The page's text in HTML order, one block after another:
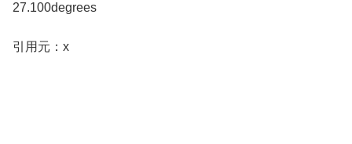
27.100degrees
引用元：x